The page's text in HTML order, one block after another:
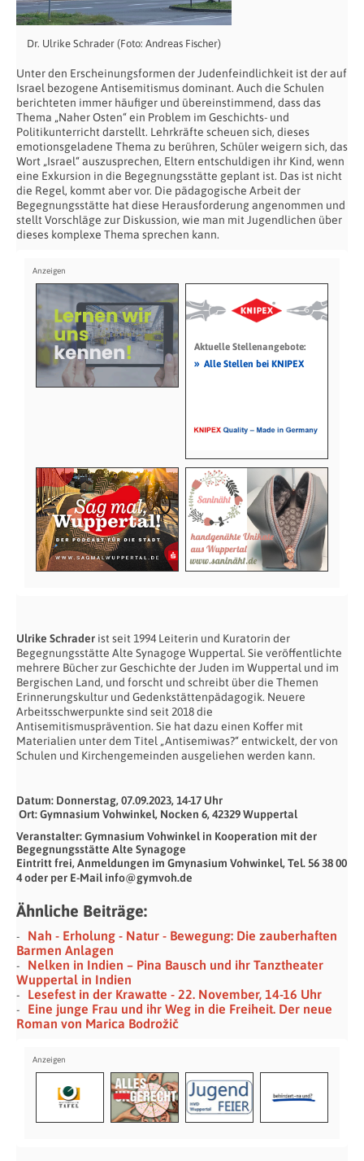
Dr. Ulrike Schrader (Foto: Andreas Fischer)
Unter den Erscheinungsformen der Judenfeindlichkeit ist der auf
Israel bezogene Antisemitismus dominant. Auch die Schulen
berichteten immer häufiger und übereinstimmend, dass das
Thema „Naher Osten“ ein Problem im Geschichts- und
Politikunterricht darstellt. Lehrkräfte scheuen sich, dieses
emotionsgeladene Thema zu berühren, Schüler weigern sich, das
Wort „Israel“ auszusprechen, Eltern entschuldigen ihr Kind, wenn
eine Exkursion in die Begegnungsstätte geplant ist. Das ist nicht
die Regel, kommt aber vor. Die pädagogische Arbeit der
Begegnungsstätte hat diese Herausforderung angenommen und
stellt Vorschläge zur Diskussion, wie man mit Jugendlichen über
dieses komplexe Thema sprechen kann.
Aktuelle Stellenangebote:
» Alle Stellen bei KNIPEX
Ulrike Schrader ist seit 1994 Leiterin und Kuratorin der
Begegnungsstätte Alte Synagoge Wuppertal. Sie veröffentlichte
mehrere Bücher zur Geschichte der Juden im Wuppertal und im
Bergischen Land, und forscht und schreibt über die Themen
Erinnerungskultur und Gedenkstättenpädagogik. Neuere
Arbeitsschwerpunkte sind seit 2018 die
Antisemitismusprävention. Sie hat dazu einen Koffer mit
Materialien unter dem Titel „Antisemiwas?“ entwickelt, der von
Schulen und Kirchengemeinden ausgeliehen werden kann.
Datum: Donnerstag, 07.09.2023, 14-17 Uhr
Ort: Gymnasium Vohwinkel, Nocken 6, 42329 Wuppertal
Veranstalter: Gymnasium Vohwinkel in Kooperation mit der
Begegnungsstätte Alte Synagoge
Eintritt frei, Anmeldungen im Gmynasium Vohwinkel, Tel. 56 38 00
4 oder per E-Mail info@gymvoh.de
Ähnliche Beiträge:
Nah - Erholung - Natur - Bewegung: Die zauberhaften
Barmen Anlagen
Nelken in Indien – Pina Bausch und ihr Tanztheater
Wuppertal in Indien
Lesefest in der Krawatte - 22. November, 14-16 Uhr
Eine junge Frau und ihr Weg in die Freiheit. Der neue
Roman von Marica Bodrožič